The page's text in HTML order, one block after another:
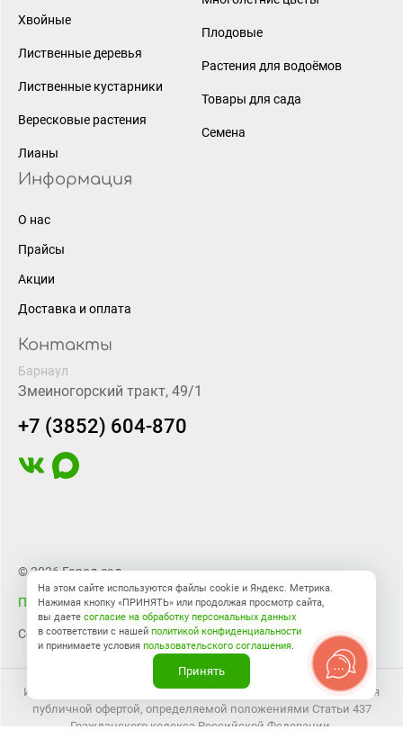
Хвойные
Лиственные деревья
Лиственные кустарники
Вересковые растения
Лианы
Плодовые
Растения для водоёмов
Товары для сада
Семена
Информация
О нас
Прайсы
Акции
Доставка и оплата
Контакты
Барнаул
Змеиногорский тракт, 49/1
+7 (3852) 604-870
© 2026 Город-сад
Правовая информация
Создание сайтаBTB Digital
Информация на сайте носит справочный характер и не является
публичной офертой, определяемой положениями Статьи 437
Гражданского кодекса Российской Федерации.
На этом сайте используются файлы cookie и Яндекс. Метрика.
Нажимая кнопку «ПРИНЯТЬ» или продолжая просмотр сайта,
вы даете согласие на обработку персональных данных
в соответствии с нашей политикой конфиденциальности
и принимаете условия пользовательского соглашения.
Принять